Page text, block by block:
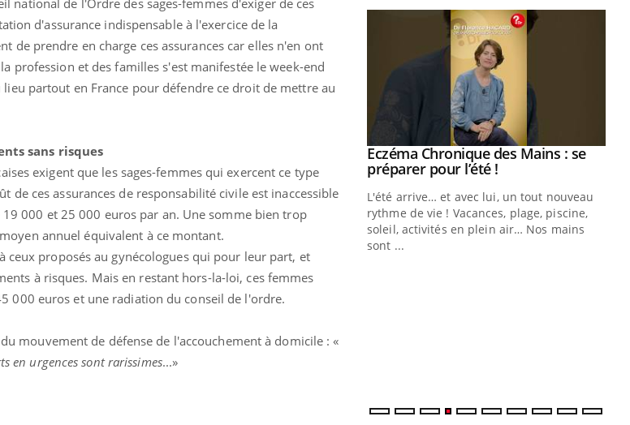
d'assurance indispensable à l'exercice de la
de prendre en charge ces assurances car elles n'en ont
profession et des familles s'est manifestée le week-end
partout en France pour défendre ce droit de mettre au
sans risques
exigent que les sages-femmes qui exercent ce type
de ces assurances de responsabilité civile est inaccessible
000 et 25 000 euros par an. Une somme bien trop
annuel équivalent à ce montant.
ceux proposés au gynécologues qui pour leur part, et
à risques. Mais en restant hors-la-loi, ces femmes
000 euros et une radiation du conseil de l'ordre.
mouvement de défense de l'accouchement à domicile : «
en urgences sont rarissimes...»
pour
mental ou
osait en parler??Youtube
En 2026, l'insuline dans le diabète de type 2
reste entourée d'idées reçues chez les
patients comme parfois chez les soignants.
Youtube
Eczéma Chronique des Mains : se
préparer pour l’été !Youtube
L'été arrive… et avec lui, un tout nouveau
rythme de vie ! Vacances, plage, piscine,
soleil, activités en plein air… Nos mains
sont ...